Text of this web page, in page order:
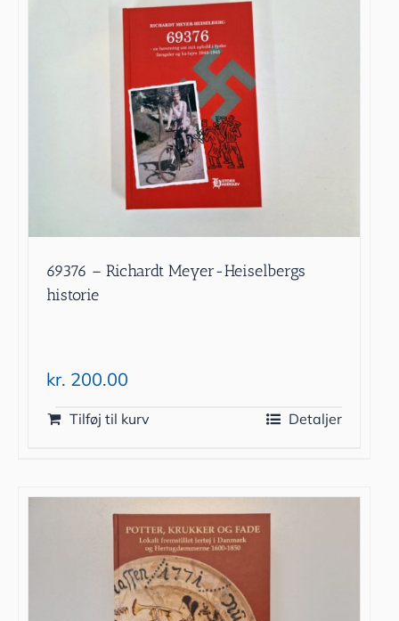
69376 – Richardt Meyer-Heiselbergs
historie
kr. 200.00
Tilføj til kurv Detaljer